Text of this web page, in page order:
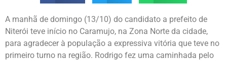
A manhã de domingo (13/10) do candidato a prefeito de
Niterói teve início no Caramujo, na Zona Norte da cidade,
para agradecer à população a expressiva vitória que teve no
primeiro turno na região. Rodrigo fez uma caminhada pelo